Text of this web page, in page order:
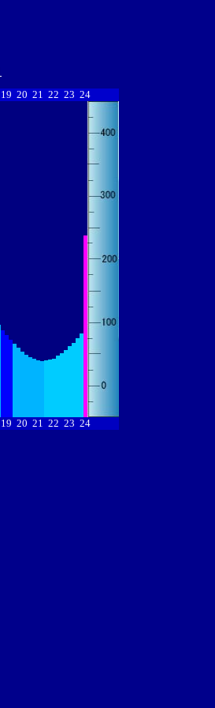
19 20 21 22 23 24
19 20 21 22 23 24